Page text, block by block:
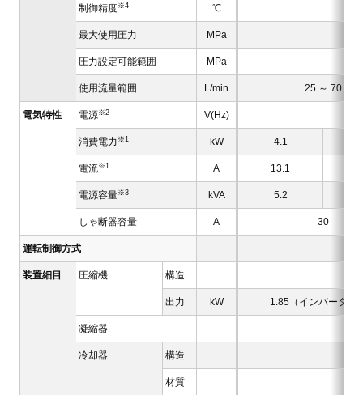
制御精度※4 ℃
最大使用圧力 MPa
圧力設定可能範囲 MPa
使用流量範囲 L/min 25 ～ 70
電気特性 電源※2 V(Hz)
消費電力 ※1 kW 4.1
電流※1 A 13.1
電源容量※3 kVA 5.2
しゃ断器容量 A 30
運転制御方式
装置細目 圧縮機 構造
出力 kW 1.85（インバータ制
凝縮器
冷却器 構造
材質